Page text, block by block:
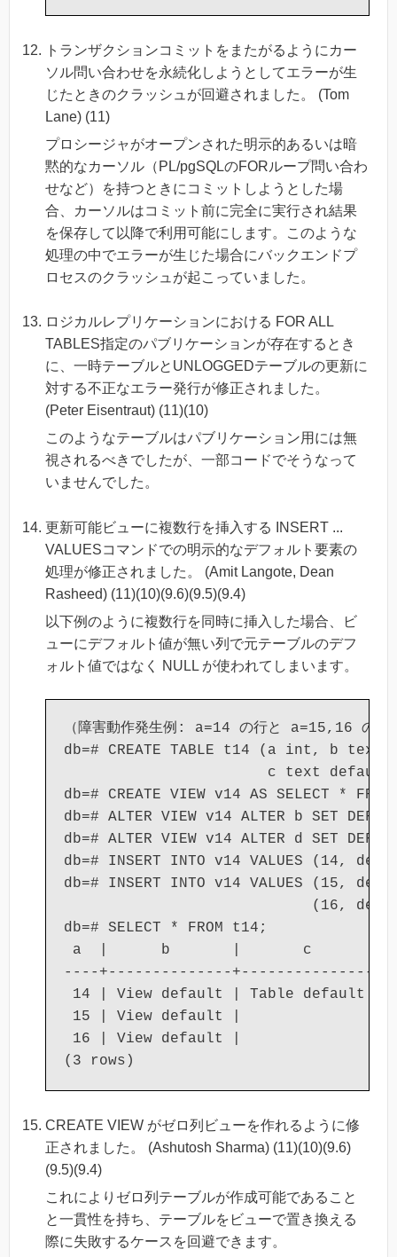
トランザクションコミットをまたがるようにカー
ソル問い合わせを永続化しようとしてエラーが生
じたときのクラッシュが回避されました。 (Tom
Lane) (11)
プロシージャがオープンされた明示的あるいは暗
黙的なカーソル（PL/pgSQLのFORループ問い合わ
せなど）を持つときにコミットしようとした場
合、カーソルはコミット前に完全に実行され結果
を保存して以降で利用可能にします。このような
処理の中でエラーが生じた場合にバックエンドプ
ロセスのクラッシュが起こっていました。
ロジカルレプリケーションにおける FOR ALL
TABLES指定のパブリケーションが存在するとき
に、一時テーブルとUNLOGGEDテーブルの更新に
対する不正なエラー発行が修正されました。
(Peter Eisentraut) (11)(10)
このようなテーブルはパブリケーション用には無
視されるべきでしたが、一部コードでそうなって
いませんでした。
更新可能ビューに複数行を挿入する INSERT ...
VALUESコマンドでの明示的なデフォルト要素の
処理が修正されました。 (Amit Langote, Dean
Rasheed) (11)(10)(9.6)(9.5)(9.4)
以下例のように複数行を同時に挿入した場合、ビ
ューにデフォルト値が無い列で元テーブルのデフ
ォルト値ではなく NULL が使われてしまいます。
（障害動作発生例: a=14 の行と a=15,16 の行
db=# CREATE TABLE t14 (a int, b
c text
db=# CREATE VIEW v14 AS SELECT *
db=# ALTER VIEW v14 ALTER b SET
db=# ALTER VIEW v14 ALTER d SET
db=# INSERT INTO v14 VALUES
db=# INSERT INTO v14 VALUES
(16,
db=# SELECT * FROM t14;
a  |      b       |       c       |
----+--------------+---------------
14 | View default | Table default |
15 | View default |               |
16 | View default |               |
CREATE VIEW がゼロ列ビューを作れるように修
正されました。 (Ashutosh Sharma) (11)(10)(9.6)
(9.5)(9.4)
これによりゼロ列テーブルが作成可能であること
と一貫性を持ち、テーブルをビューで置き換える
際に失敗するケースを回避できます。